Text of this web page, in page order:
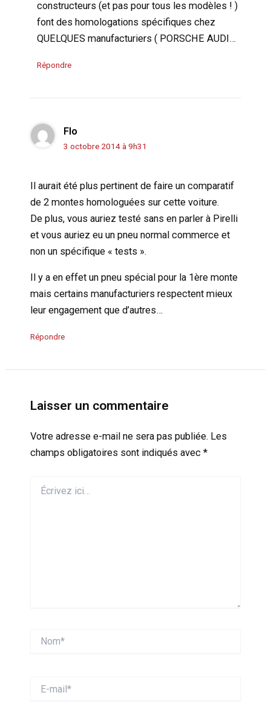
constructeurs (et pas pour tous les modèles ! )
font des homologations spécifiques chez
QUELQUES manufacturiers ( PORSCHE AUDI…
Répondre
Flo
3 octobre 2014 à 9h31
Il aurait été plus pertinent de faire un comparatif
de 2 montes homologuées sur cette voiture.
De plus, vous auriez testé sans en parler à Pirelli
et vous auriez eu un pneu normal commerce et
non un spécifique « tests ».
Il y a en effet un pneu spécial pour la 1ère monte
mais certains manufacturiers respectent mieux
leur engagement que d’autres…
Répondre
Laisser un commentaire
Votre adresse e-mail ne sera pas publiée. Les
champs obligatoires sont indiqués avec *
ici…
mail*